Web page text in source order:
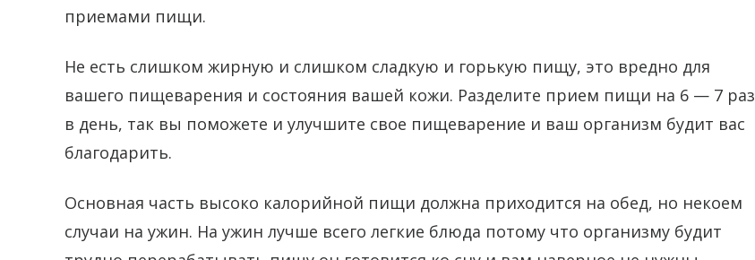
приемами пищи.
Не есть слишком жирную и слишком сладкую и горькую пищу, это вредно для
вашего пищеварения и состояния вашей кожи. Разделите прием пищи на 6 — 7 раз
в день, так вы поможете и улучшите свое пищеварение и ваш организм будит вас
благодарить.
Основная часть высоко калорийной пищи должна приходится на обед, но некоем
случаи на ужин. На ужин лучше всего легкие блюда потому что организму будит